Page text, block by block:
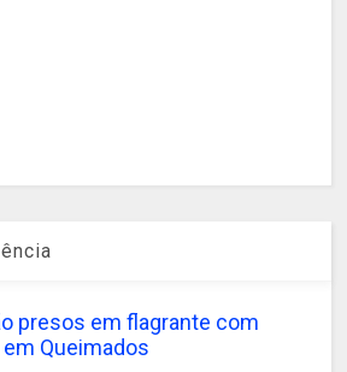
presos em flagrante com
Queimados